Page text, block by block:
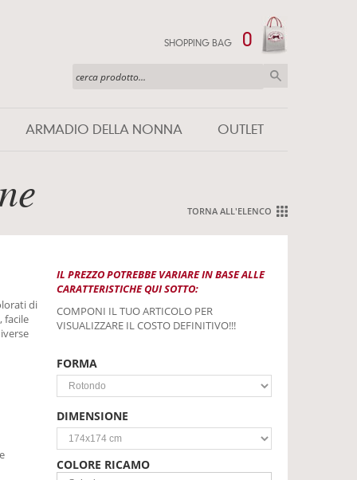
ARMADIO DELLA NONNA OUTLET
SHOPPING BAG 0
TORNA ALL'ELENCO
di
facile
IL PREZZO POTREBBE VARIARE IN BASE ALLE
CARATTERISTICHE QUI SOTTO:
COMPONI IL TUO ARTICOLO PER
VISUALIZZARE IL COSTO DEFINITIVO!!!
FORMA
DIMENSIONE
COLORE RICAMO